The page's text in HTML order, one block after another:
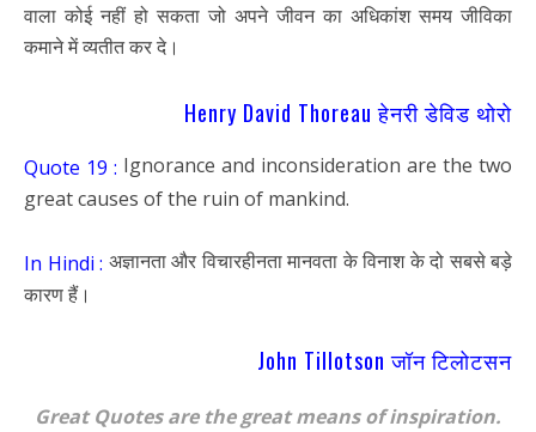
वाला कोई नहीं हो सकता जो अपने जीवन का अधिकांश समय जीविका
कमाने में व्यतीत कर दे।
Henry David Thoreau हेनरी डेविड थोरो
Quote 19 : Ignorance and inconsideration are the two
great causes of the ruin of mankind.
In Hindi : अज्ञानता और विचारहीनता मानवता के विनाश के दो सबसे बड़े
कारण हैं।
John Tillotson जॉन टिलोटसन
Great Quotes are the great means of inspiration.